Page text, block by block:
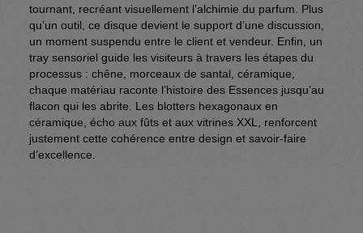
tournant, recréant visuellement l’alchimie du parfum. Plus
qu’un outil, ce disque devient le support d’une discussion,
un moment suspendu entre le client et vendeur. Enfin, un
tray sensoriel guide les visiteurs à travers les étapes du
processus : chêne, morceaux de santal, céramique,
chaque matériau raconte l’histoire des Essences jusqu’au
flacon qui les abrite. Les blotters hexagonaux en
céramique, écho aux fûts et aux vitrines XXL, renforcent
justement cette cohérence entre design et savoir-faire
d’excellence.